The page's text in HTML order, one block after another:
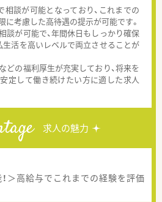
談が可能となっており、これまでの
に考慮した高待遇の提示が可能です。
が可能で、年間休日もしっかり確保
生活を高いレベルで両立させることが
の福利厚生が充実しており、将来を
定して働き続けたい方に適した求人
求人の魅力
＞高給与でこれまでの経験を評価